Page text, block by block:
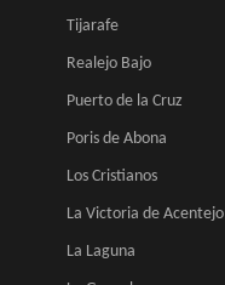
Tijarafe
Realejo Bajo
Puerto de la Cruz
Poris de Abona
Los Cristianos
La Victoria de Acentejo
La Laguna